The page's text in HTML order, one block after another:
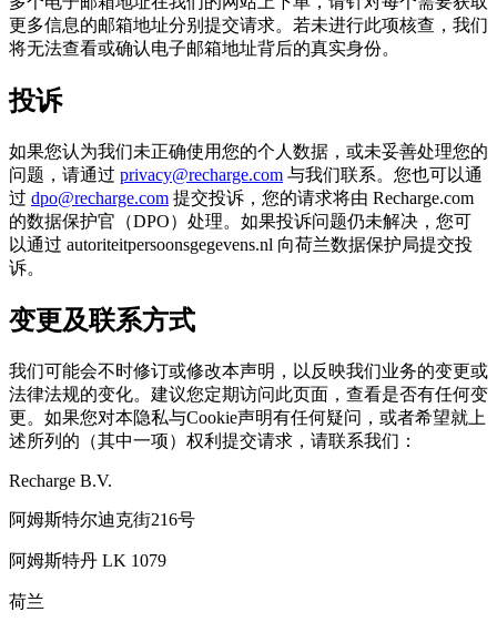
更多信息的邮箱地址分别提交请求。若未进行此项核查，我们
将无法查看或确认电子邮箱地址背后的真实身份。
投诉
如果您认为我们未正确使用您的个人数据，或未妥善处理您的
问题，请通过 privacy@recharge.com 与我们联系。您也可以通
过 dpo@recharge.com 提交投诉，您的请求将由 Recharge.com
的数据保护官（DPO）处理。如果投诉问题仍未解决，您可
以通过 autoriteitpersoonsgegevens.nl 向荷兰数据保护局提交投
诉。
变更及联系方式
我们可能会不时修订或修改本声明，以反映我们业务的变更或
法律法规的变化。建议您定期访问此页面，查看是否有任何变
更。如果您对本隐私与Cookie声明有任何疑问，或者希望就上
述所列的（其中一项）权利提交请求，请联系我们：
Recharge B.V.
阿姆斯特尔迪克街216号
阿姆斯特丹 LK 1079
荷兰